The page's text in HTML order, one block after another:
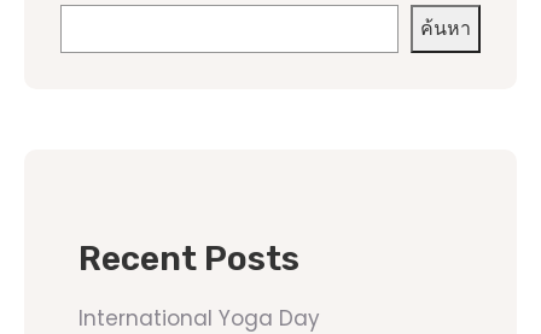
ค้นหา
Recent Posts
International Yoga Day